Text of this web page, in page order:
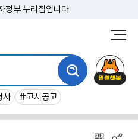
정부 누리집입니다.
사 #고시공고
원